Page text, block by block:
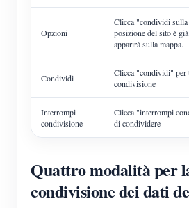
Opzioni
Clicca "condividi sulla
posizione del sito è
apparirà sulla mappa.
Condividi
Clicca "condividi" per
condivisione
Interrompi
condivisione
Clicca "interrompi
di condividere
Quattro modalità per
condivisione dei dati